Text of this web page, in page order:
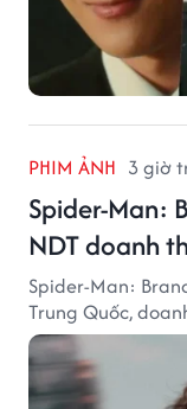
PHIM ẢNH 3 giờ
Spider-Man:
NDT doanh
Spider-Man:
Trung Quốc,